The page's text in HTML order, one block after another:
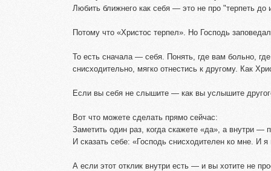
Любить ближнего как себя — это не про "терпеть до
Потому что «Христос терпел». Но Господь
То есть сначала — себя. Понять, где вам больно,
снисходительно, мягко отнестись к другому. Как
Если вы себя не слышите — как вы услышите
Вот что можете сделать прямо сейчас:
Заметить один раз, когда скажете «да», а внутри —
И сказать себе: «Господь снисходителен ко мне. И
А если этот отклик внутри есть — и вы хотите не